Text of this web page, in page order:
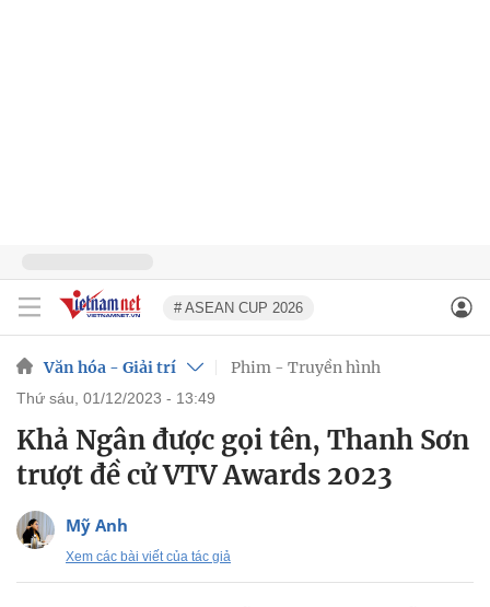
# ASEAN CUP 2026
Văn hóa - Giải trí Phim - Truyền hình
thứ sáu, 01/12/2023 - 13:49
Khả Ngân được gọi tên, Thanh Sơn
trượt đề cử VTV Awards 2023
Mỹ Anh
Xem các bài viết của tác giả